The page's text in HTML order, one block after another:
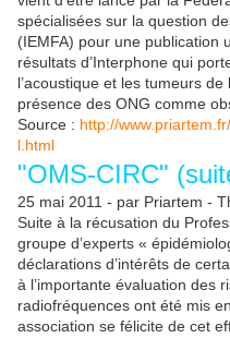
spécialisées sur la question
(IEMFA) pour une publication
résultats d’Interphone qui
l’acoustique et les tumeurs
présence des ONG comme
Source : http://
l.html
"OMS-CIRC"
25 mai 2011 - par Priartem -
Suite à la récusation du
groupe d’experts «
déclarations d’intérêts de
à l’importante évaluation des
radiofréquences ont été mis
association se félicite de cet